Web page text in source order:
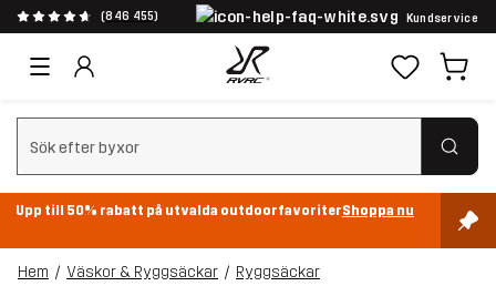
(846 455) Kundservice
Rensa sök
Upp till 50% rabatt på utvalda outdoorfavoriterShoppa nu
Hem Väskor & Ryggsäckar Ryggsäckar